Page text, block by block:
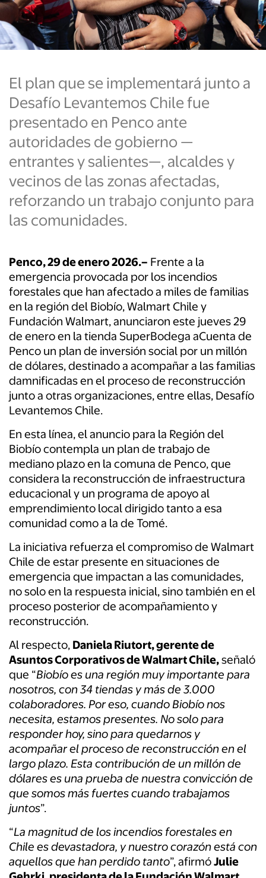
El plan que se implementará junto a
Desafío Levantemos Chile fue
presentado en Penco ante
autoridades de gobierno —
entrantes y salientes—, alcaldes y
vecinos de las zonas afectadas,
reforzando un trabajo conjunto para
las comunidades.
Penco, 29 de enero 2026.– Frente a la
emergencia provocada por los incendios
forestales que han afectado a miles de familias
en la región del Biobío, Walmart Chile y
Fundación Walmart, anunciaron este jueves 29
de enero en la tienda SuperBodega aCuenta de
Penco un plan de inversión social por un millón
de dólares, destinado a acompañar a las familias
damnificadas en el proceso de reconstrucción
junto a otras organizaciones, entre ellas, Desafío
Levantemos Chile.
En esta línea, el anuncio para la Región del
Biobío contempla un plan de trabajo de
mediano plazo en la comuna de Penco, que
considera la reconstrucción de infraestructura
educacional y un programa de apoyo al
emprendimiento local dirigido tanto a esa
comunidad como a la de Tomé.
La iniciativa refuerza el compromiso de Walmart
Chile de estar presente en situaciones de
emergencia que impactan a las comunidades,
no solo en la respuesta inicial, sino también en el
proceso posterior de acompañamiento y
reconstrucción.
Al respecto, Daniela Riutort, gerente de
Asuntos Corporativos de Walmart Chile,señaló
que “Biobío es una región muy importante para
nosotros, con 34 tiendas y más de 3.000
colaboradores. Por eso, cuando Biobío nos
necesita, estamos presentes. No solo para
responder hoy, sino para quedarnos y
acompañar el proceso de reconstrucción en el
largo plazo. Esta contribución de un millón de
dólares es una prueba de nuestra convicción de
que somos más fuertes cuando trabajamos
juntos”.
“La magnitud de los incendios forestales en
Chile es devastadora, y nuestro corazón está con
aquellos que han perdido tanto”, afirmóJulie